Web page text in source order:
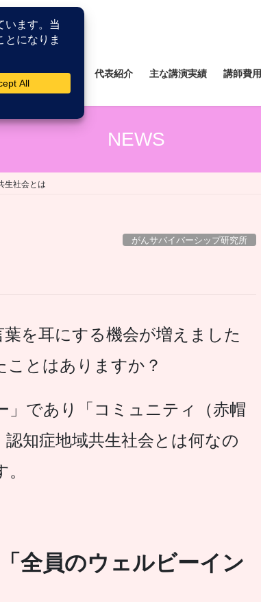
薬剤師研修研究所 代表紹介 主な講演実績 講師費用
NEWS
生社会とは
がんサバイバーシップ研究所
葉を耳にする機会が増えました
ことはありますか？
」であり「コミュニティ（赤帽
知症地域共生社会とは何なの
全員のウェルビーイン